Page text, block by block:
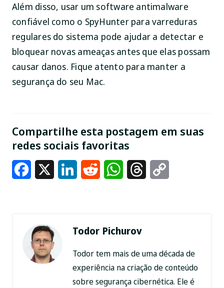
Além disso, usar um software antimalware
confiável como o SpyHunter para varreduras
regulares do sistema pode ajudar a detectar e
bloquear novas ameaças antes que elas possam
causar danos. Fique atento para manter a
segurança do seu Mac.
Compartilhe esta postagem em suas
redes sociais favoritas
Facebook LinkedInReddit WhatsAppThreads
Todor Pichurov
Todor tem mais de uma década de
experiência na criação de conteúdo
sobre segurança cibernética. Ele é